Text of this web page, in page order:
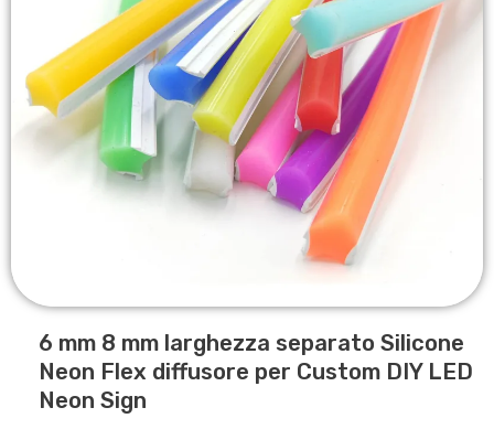
6 mm 8 mm larghezza separato Silicone
Neon Flex diffusore per Custom DIY LED
Neon Sign